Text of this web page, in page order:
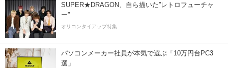
SUPER★DRAGON、自ら描いた”レトロフューチャ
ー”
オリコンタイアップ特集
パソコンメーカー社員が本気で選ぶ「10万円台PC3
選」